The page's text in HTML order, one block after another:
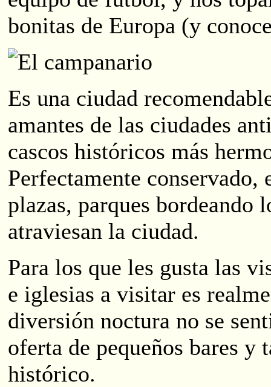
bonitas de Europa (y
Es una ciudad
amantes de las ciudades
cascos históricos más
Perfectamente conservado,
plazas, parques bordeando
atraviesan la ciudad.
Para los que les gusta las
e iglesias a visitar es
diversión noctura no se
oferta de pequeños bares y
histórico.